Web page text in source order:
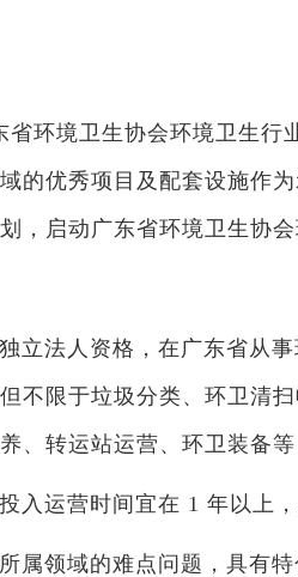
省环境卫生协会环境卫生
的优秀项目及配套设施作
，启动广东省环境卫生协
立法人资格，在广东省从
不限于垃圾分类、环卫清
、转运站运营、环卫装备等
入运营时间宜在 1 年以上
属领域的难点问题，具有